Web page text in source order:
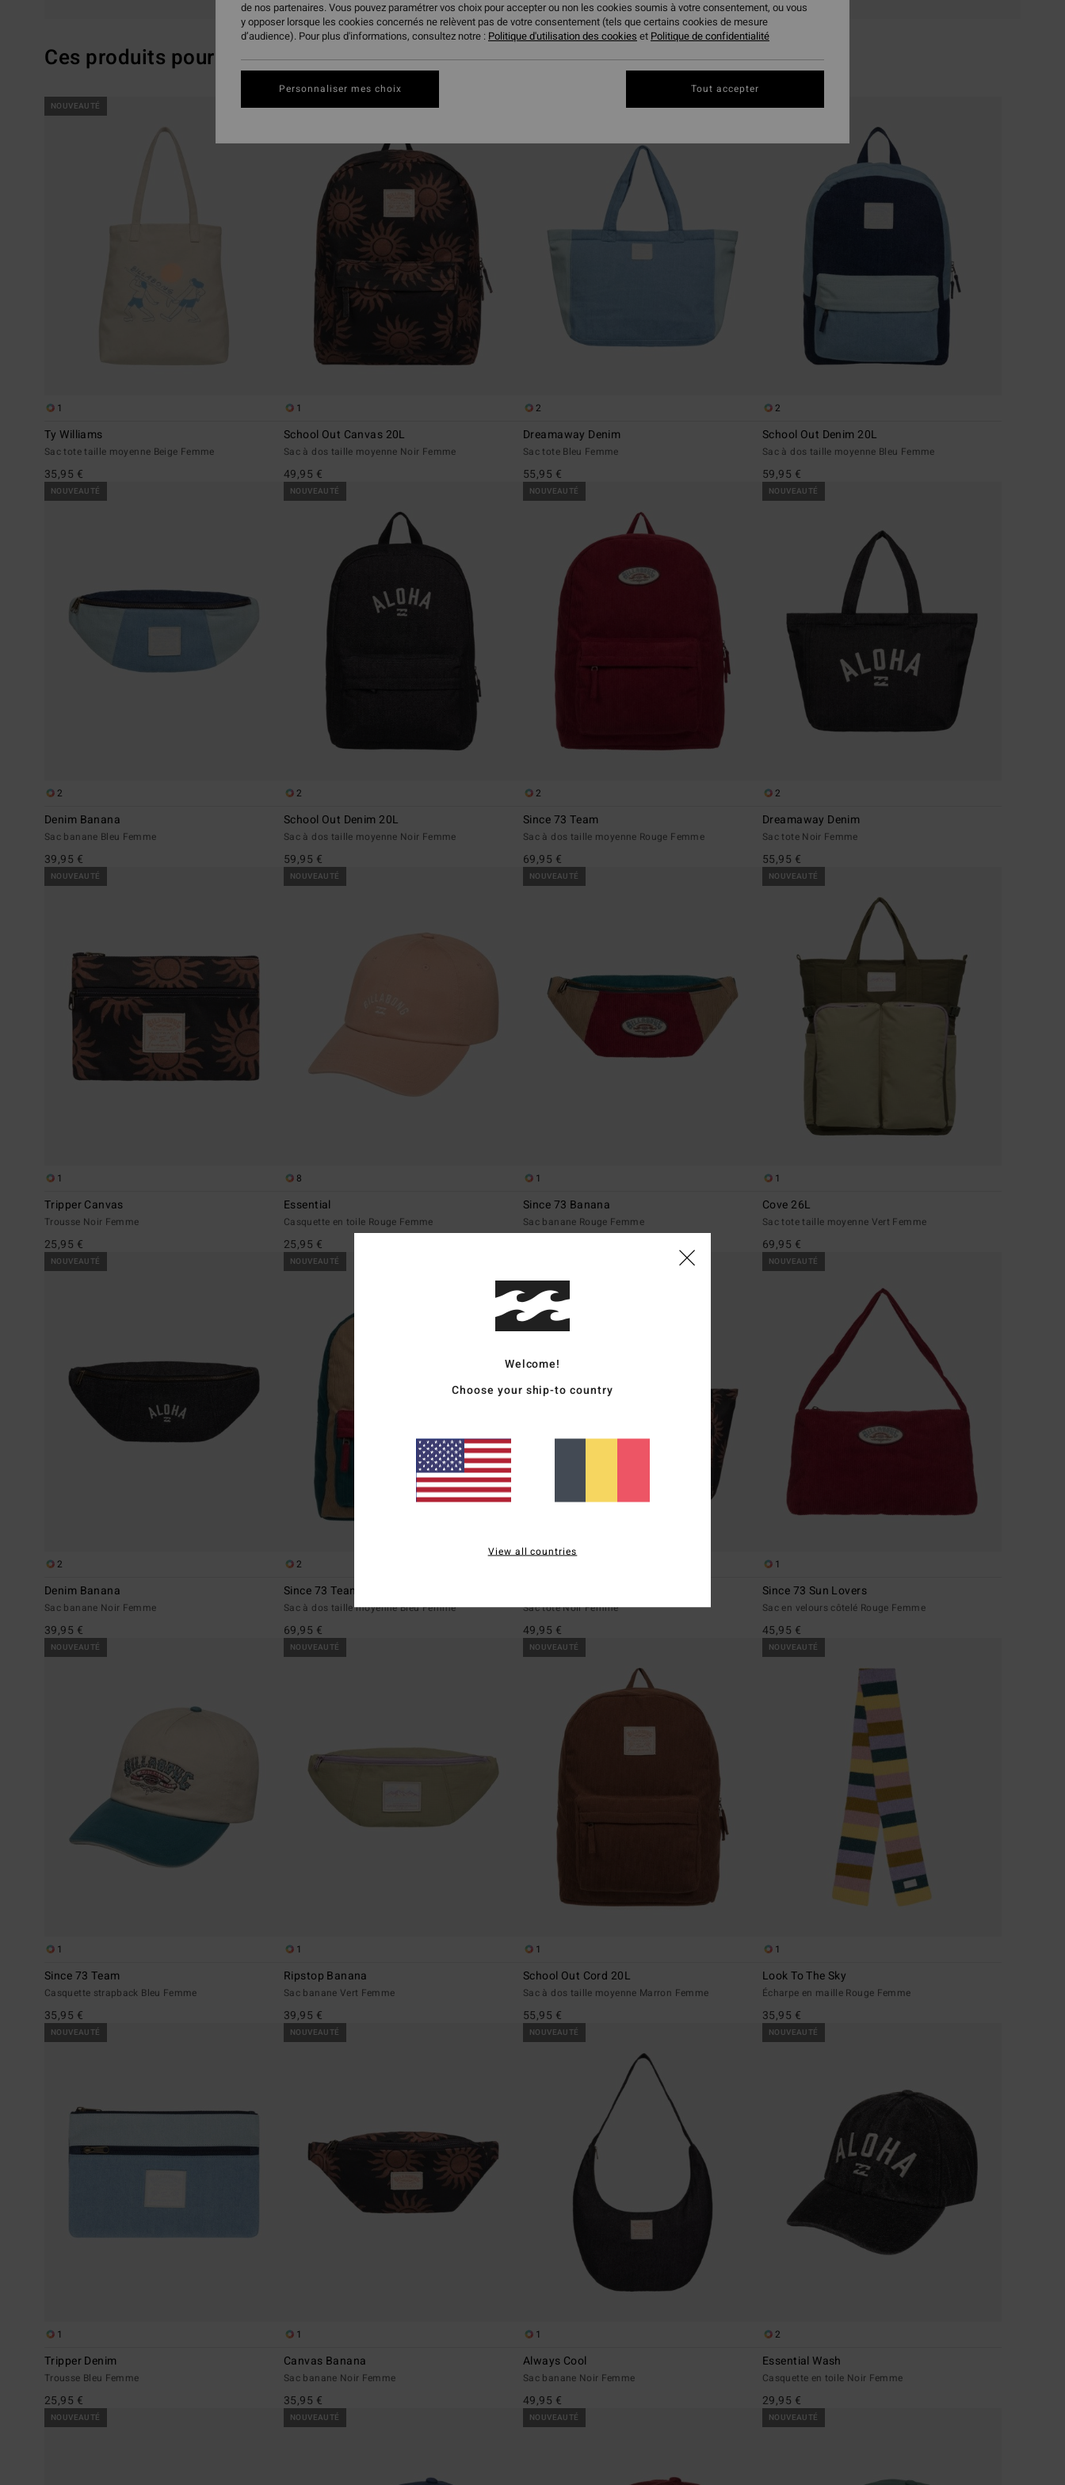
Ces produits pourraient vous plaire
Passer
Aller
NOUVEAUTÉ
1
Ty Williams
Sac tote taille moyenne Beige Femme
35,95 €
NOUVEAUTÉ
1
School Out Canvas 20L
Sac à dos taille moyenne Noir Femme
49,95 €
2
Dreamaway Denim
Sac tote Bleu Femme
55,95 €
NOUVEAUTÉ
2
School Out Denim 20L
Sac à dos taille moyenne Bleu Femme
59,95 €
NOUVEAUTÉ
2
Denim Banana
Sac banane Bleu Femme
39,95 €
NOUVEAUTÉ
2
School Out Denim 20L
Sac à dos taille moyenne Noir Femme
59,95 €
NOUVEAUTÉ
2
Since 73 Team
Sac à dos taille moyenne Rouge Femme
69,95 €
NOUVEAUTÉ
2
Dreamaway Denim
Sac tote Noir Femme
55,95 €
NOUVEAUTÉ
1
Tripper Canvas
Trousse Noir Femme
25,95 €
NOUVEAUTÉ
8
Essential
Casquette en toile Rouge Femme
25,95 €
NOUVEAUTÉ
1
Since 73 Banana
Sac banane Rouge Femme
NOUVEAUTÉ
1
Cove 26L
Sac tote taille moyenne Vert Femme
69,95 €
NOUVEAUTÉ
2
Denim Banana
Sac banane Noir Femme
39,95 €
NOUVEAUTÉ
2
Since 73 Team
Sac à dos taille moyenne Bleu Femme
69,95 €
Sac tote Noir Femme
49,95 €
NOUVEAUTÉ
1
Since 73 Sun Lovers
Sac en velours côtelé Rouge Femme
45,95 €
NOUVEAUTÉ
1
Since 73 Team
Casquette strapback Bleu Femme
35,95 €
NOUVEAUTÉ
1
Ripstop Banana
Sac banane Vert Femme
39,95 €
NOUVEAUTÉ
1
School Out Cord 20L
Sac à dos taille moyenne Marron Femme
55,95 €
NOUVEAUTÉ
1
Look To The Sky
Écharpe en maille Rouge Femme
35,95 €
NOUVEAUTÉ
1
Tripper Denim
Trousse Bleu Femme
25,95 €
NOUVEAUTÉ
1
Canvas Banana
Sac banane Noir Femme
35,95 €
NOUVEAUTÉ
1
Always Cool
Sac banane Noir Femme
49,95 €
NOUVEAUTÉ
2
Essential Wash
Casquette en toile Noir Femme
29,95 €
NOUVEAUTÉ NOUVEAUTÉ NOUVEAUTÉ NOUVEAUTÉ
Welcome!
Choose your ship-to country
View all countries
de nos partenaires. Vous pouvez paramétrer vos choix pour accepter ou non les cookies soumis à votre consentement, ou vous
y opposer lorsque les cookies concernés ne relèvent pas de votre consentement (tels que certains cookies de mesure
d’audience). Pour plus d'informations, consultez notre : Politique d'utilisation des cookies et Politique de confidentialité
Personnaliser mes choix Tout accepter